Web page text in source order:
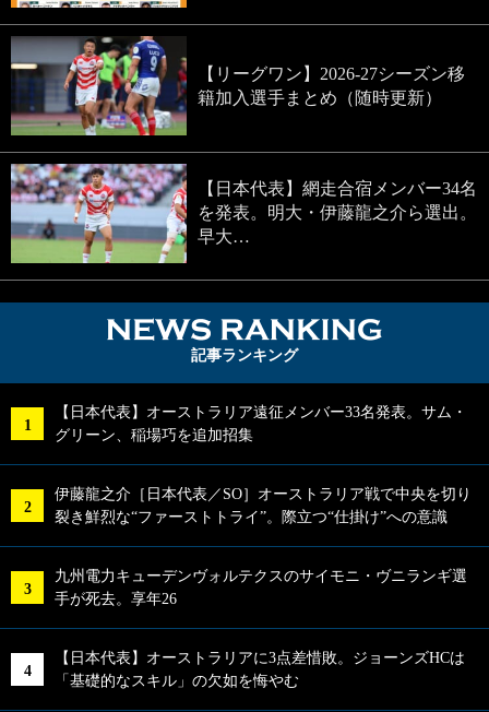
【リーグワン】2026-27シーズン移
籍加入選手まとめ（随時更新）
【日本代表】網走合宿メンバー34名
を発表。明大・伊藤龍之介ら選出。
早大…
記事ランキング
【日本代表】オーストラリア遠征メンバー33名発表。サム・
グリーン、稲場巧を追加招集
伊藤龍之介［日本代表／SO］オーストラリア戦で中央を切り
裂き鮮烈な“ファーストトライ”。際立つ“仕掛け”への意識
九州電力キューデンヴォルテクスのサイモニ・ヴニランギ選
手が死去。享年26
【日本代表】オーストラリアに3点差惜敗。ジョーンズHCは
「基礎的なスキル」の欠如を悔やむ